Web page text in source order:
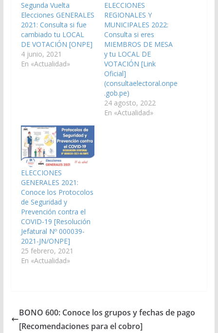
Segunda Vuelta
Elecciones GENERALES
2021: Consulta si fue
cambiado tu LOCAL
DE VOTACIÓN [ONPE]
4 junio, 2021
En «Actualidad»
ELECCIONES
REGIONALES Y
MUNICIPALES 2022:
Consulta si eres
MIEMBROS DE MESA
y tu LOCAL DE
VOTACIÓN [Link
Oficial]
(consultaelectoral.onpe
.gob.pe)
24 agosto, 2022
En «Actualidad»
ELECCIONES
GENERALES 2021:
Conoce los Protocolos
de Seguridad y
Prevención contra el
COVID-19 [Resolución
Jefatural Nº 000039-
2021-JN/ONPE]
25 febrero, 2021
En «Actualidad»
BONO 600: Conoce los grupos y fechas de pago
[Recomendaciones para el cobro]